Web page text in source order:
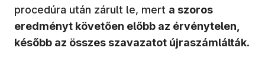
procedúra után zárult le, mert a szoros
eredményt követően előbb az érvénytelen,
később az összes szavazatot újraszámlálták.